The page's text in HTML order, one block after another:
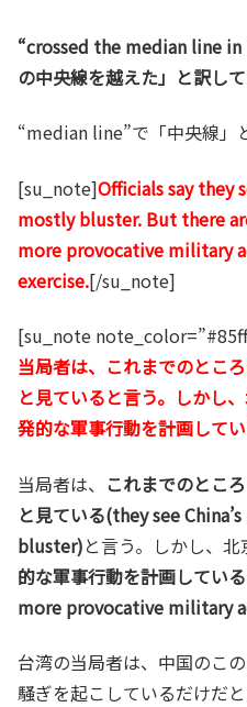
“crossed the median line
の中央線を越えた」と訳し
“median line”で「中央線」
[su_note]Officials say they
mostly bluster. But there
more provocative military
exercise.[/su_note]
[su_note
当局者は、これまでのとこ
と見ていると言う。しかし
発的な軍事行動を計画して
当局者は、 これまでのとこ
と見ている(they see
bluster)と言う。しかし、
的な軍事行動を計画してい
more provocative military
台湾の当局者は、中国のこ
騒ぎを起こしているだけだと